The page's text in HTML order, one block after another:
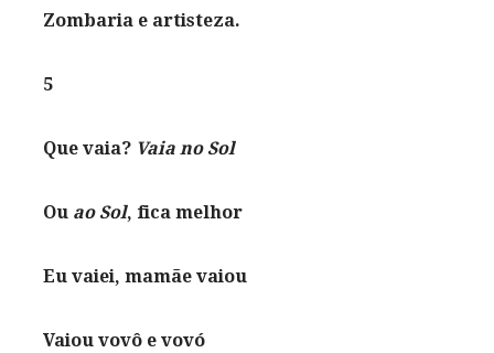
Zombaria e artisteza.
5
Que vaia? Vaia no Sol
Ou ao Sol, fica melhor
Eu vaiei, mamãe vaiou
Vaiou vovô e vovó